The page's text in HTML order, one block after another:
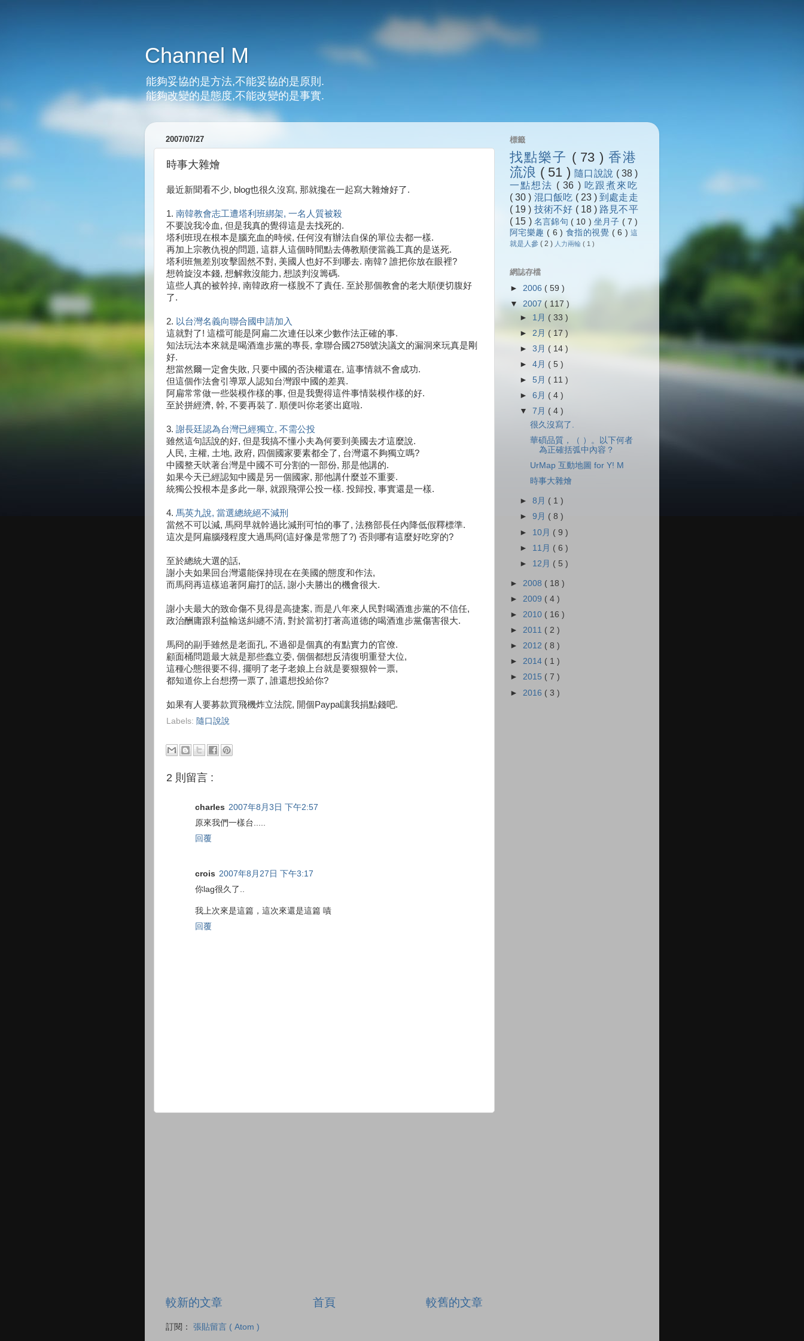
Channel M
能夠妥協的是方法,不能妥協的是原則.
能夠改變的是態度,不能改變的是事實.
2007/07/27
時事大雜燴
最近新聞看不少, blog也很久沒寫, 那就攙在一起寫大雜燴好了.
1. 南韓教會志工遭塔利班綁架, 一名人質被殺
不要說我冷血, 但是我真的覺得這是去找死的.
塔利班現在根本是腦充血的時候, 任何沒有辦法自保的單位去都一樣.
再加上宗教仇視的問題, 這群人這個時間點去傳教順便當義工真的是送死.
塔利班無差別攻擊固然不對, 美國人也好不到哪去. 南韓? 誰把你放在眼裡?
想斡旋沒本錢, 想解救沒能力, 想談判沒籌碼.
這些人真的被幹掉, 南韓政府一樣脫不了責任. 至於那個教會的老大順便切腹好
了.
2. 以台灣名義向聯合國申請加入
這就對了! 這檔可能是阿扁二次連任以來少數作法正確的事.
知法玩法本來就是喝酒進步黨的專長, 拿聯合國2758號決議文的漏洞來玩真是剛
好.
想當然爾一定會失敗, 只要中國的否決權還在, 這事情就不會成功.
但這個作法會引導眾人認知台灣跟中國的差異.
阿扁常常做一些裝模作樣的事, 但是我覺得這件事情裝模作樣的好.
至於拼經濟, 幹, 不要再裝了. 順便叫你老婆出庭啦.
3. 謝長廷認為台灣已經獨立, 不需公投
雖然這句話說的好, 但是我搞不懂小夫為何要到美國去才這麼說.
人民, 主權, 土地, 政府, 四個國家要素都全了, 台灣還不夠獨立嗎?
中國整天吠著台灣是中國不可分割的一部份, 那是他講的.
如果今天已經認知中國是另一個國家, 那他講什麼並不重要.
統獨公投根本是多此一舉, 就跟飛彈公投一樣. 投歸投, 事實還是一樣.
4. 馬英九說, 當選總統絕不減刑
當然不可以減, 馬冏早就幹過比減刑可怕的事了, 法務部長任內降低假釋標準.
這次是阿扁腦殘程度大過馬冏(這好像是常態了?) 否則哪有這麼好吃穿的?
至於總統大選的話,
謝小夫如果回台灣還能保持現在在美國的態度和作法,
而馬冏再這樣追著阿扁打的話, 謝小夫勝出的機會很大.
謝小夫最大的致命傷不見得是高捷案, 而是八年來人民對喝酒進步黨的不信任,
政治酬庸跟利益輸送糾纏不清, 對於當初打著高道德的喝酒進步黨傷害很大.
馬冏的副手雖然是老面孔, 不過卻是個真的有點實力的官僚.
顧面桶問題最大就是那些蠢立委, 個個都想反清復明重登大位,
這種心態很要不得, 擺明了老子老娘上台就是要狠狠幹一票,
都知道你上台想撈一票了, 誰還想投給你?
如果有人要募款買飛機炸立法院, 開個Paypal讓我捐點錢吧.
Labels: 隨口說說
2 則留言 :
charles 2007年8月3日 下午2:57
原來我們一樣台.....
回覆
crois 2007年8月27日 下午3:17
你lag很久了..
我上次來是這篇，這次來還是這篇 嘖
回覆
較新的文章 較舊的文章
首頁
訂閱： 張貼留言 ( Atom )
標籤
找點樂子 ( 73 )香港
流浪 ( 51 ) 隨口說說 ( 38 )
一點想法 ( 36 ) 吃跟煮來吃
( 30 ) 混口飯吃 ( 23 )到處走走
( 19 ) 技術不好 ( 18 ) 路見不平
( 15 ) 名言錦句 ( 10 ) 坐月子 ( 7 )
阿宅樂趣 ( 6 ) 食指的視覺 ( 6 )這
就是人參 ( 2 ) 人力兩輪 ( 1 )
網誌存檔
► 2006 ( 59 )
▼ 2007 ( 117 )
► 1月 ( 33 )
► 2月 ( 17 )
►3月 ( 14 )
►4月 ( 5 )
►5月 ( 11 )
►6月 ( 4 )
▼7月 ( 4 )
很久沒寫了.
華碩品質，（ ）。以下何者
為正確括弧中內容？
UrMap 互動地圖 for Y! M
時事大雜燴
►8月 ( 1 )
►9月 ( 8 )
► 10月 ( 9 )
► 11月 ( 6 )
► 12月 ( 5 )
► 2008 ( 18 )
► 2009 ( 4 )
► 2010 ( 16 )
► 2011 ( 2 )
► 2012 ( 8 )
► 2014 ( 1 )
► 2015 ( 7 )
► 2016 ( 3 )